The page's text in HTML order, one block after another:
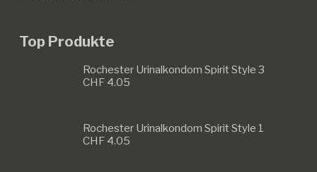
Top Produkte
Rochester Urinalkondom Spirit Style 3
CHF4.05
Rochester Urinalkondom Spirit Style 1
CHF4.05